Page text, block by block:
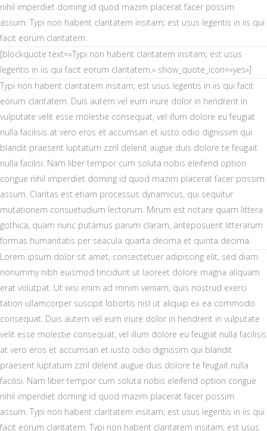
nihil imperdiet doming id quod mazim placerat facer possim
assum. Typi non habent claritatem insitam; est usus legentis in iis qui
facit eorum claritatem.
[blockquote text=»Typi non habent claritatem insitam; est usus
legentis in iis qui facit eorum claritatem.» show_quote_icon=»yes»]
Typi non habent claritatem insitam; est usus legentis in iis qui facit
eorum claritatem. Duis autem vel eum iriure dolor in hendrerit in
vulputate velit esse molestie consequat, vel illum dolore eu feugiat
nulla facilisis at vero eros et accumsan et iusto odio dignissim qui
blandit praesent luptatum zzril delenit augue duis dolore te feugait
nulla facilisi. Nam liber tempor cum soluta nobis eleifend option
congue nihil imperdiet doming id quod mazim placerat facer possim
assum. Claritas est etiam processus dynamicus, qui sequitur
mutationem consuetudium lectorum. Mirum est notare quam littera
gothica, quam nunc putamus parum claram, anteposuerit litterarum
formas humanitatis per seacula quarta decima et quinta decima.
Lorem ipsum dolor sit amet, consectetuer adipiscing elit, sed diam
nonummy nibh euismod tincidunt ut laoreet dolore magna aliquam
erat volutpat. Ut wisi enim ad minim veniam, quis nostrud exerci
tation ullamcorper suscipit lobortis nisl ut aliquip ex ea commodo
consequat. Duis autem vel eum iriure dolor in hendrerit in vulputate
velit esse molestie consequat, vel illum dolore eu feugiat nulla facilisis
at vero eros et accumsan et iusto odio dignissim qui blandit
praesent luptatum zzril delenit augue duis dolore te feugait nulla
facilisi. Nam liber tempor cum soluta nobis eleifend option congue
nihil imperdiet doming id quod mazim placerat facer possim
assum. Typi non habent claritatem insitam; est usus legentis in iis qui
facit eorum claritatem. Typi non habent claritatem insitam; est usus